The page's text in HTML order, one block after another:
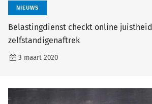
NIEUWS
Belastingdienst checkt online juistheid
zelfstandigenaftrek
3 maart 2020